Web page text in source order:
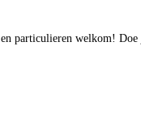
particulieren welkom!